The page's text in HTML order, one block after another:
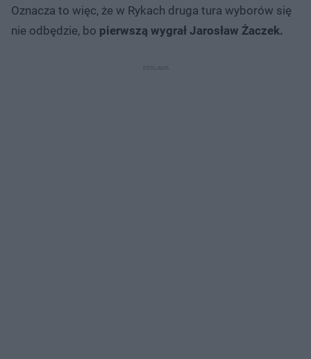
Oznacza to więc, że w Rykach druga tura wyborów się
nie odbędzie, bo pierwszą wygrał Jarosław Żaczek.